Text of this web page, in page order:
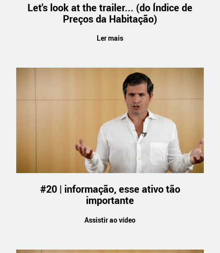
Let's look at the trailer... (do Índice de
Preços da Habitação)
Ler mais
#20 | informação, esse ativo tão
importante
Assistir ao vídeo